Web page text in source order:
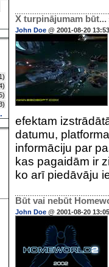
X turpinājumam būt...
John Doe @ 2001-08-20 13:53
efektam
datumu,
informāciju par
kas pagaidām ir
ko arī piedāvāju
Būt vai nebūt
John Doe @ 2001-08-20 13:05